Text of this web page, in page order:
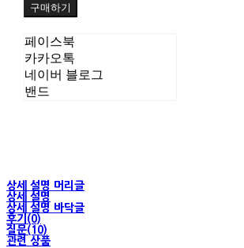
구매하기
페이스북
카카오톡
네이버 블로그
밴드
상세 설명 머리글
상세 설명
상세 설명 바닥글
후기(0)
질문(10)
관련 상품